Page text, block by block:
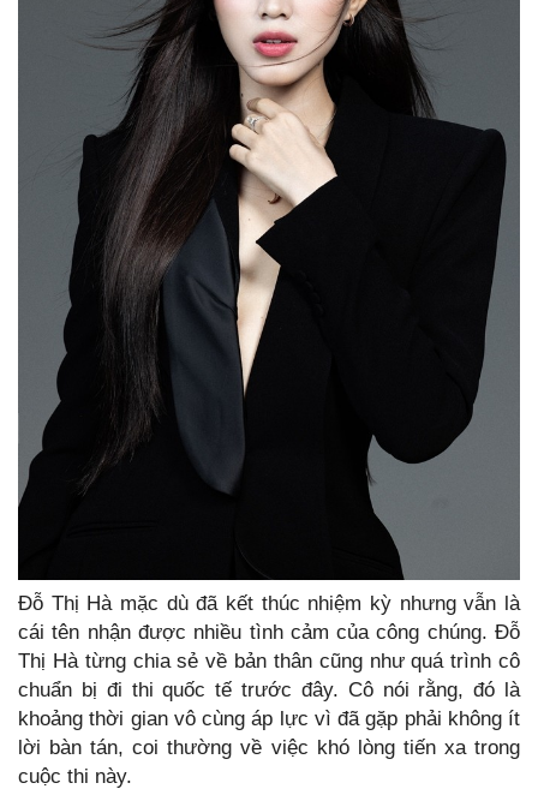
Đỗ Thị Hà mặc dù đã kết thúc nhiệm kỳ nhưng vẫn là
cái tên nhận được nhiều tình cảm của công chúng. Đỗ
Thị Hà từng chia sẻ về bản thân cũng như quá trình cô
chuẩn bị đi thi quốc tế trước đây. Cô nói rằng, đó là
khoảng thời gian vô cùng áp lực vì đã gặp phải không ít
lời bàn tán, coi thường về việc khó lòng tiến xa trong
cuộc thi này.